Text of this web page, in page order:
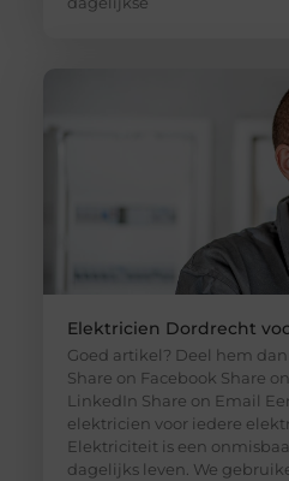
Elektricien Dordrecht
Goed artikel? Deel hem
Share on Facebook Share
LinkedIn Share on Email
elektricien voor iedere
Elektriciteit is een
dagelijks leven. We